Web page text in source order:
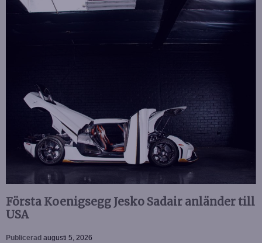
Första Koenigsegg Jesko Sadair anländer till
USA
Publicerad augusti 5, 2026